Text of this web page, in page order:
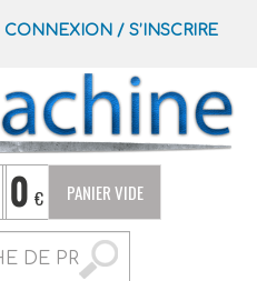
CONNEXION / S’INSCRIRE
0 € PANIER VIDE